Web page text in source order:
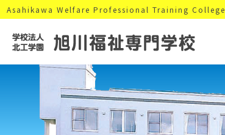
Asahikawa Welfare Professional Training College